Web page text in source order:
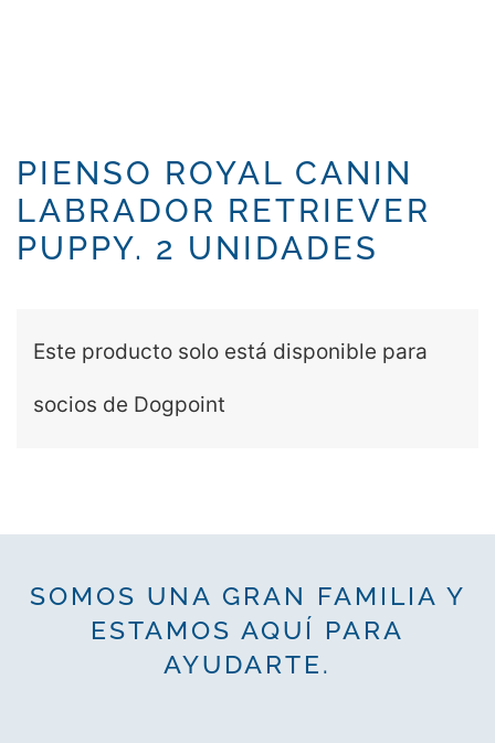
PIENSO ROYAL CANIN
LABRADOR RETRIEVER
PUPPY. 2 UNIDADES
Este producto solo está disponible para
socios de Dogpoint
SOMOS UNA GRAN FAMILIA Y
ESTAMOS AQUÍ PARA
AYUDARTE.